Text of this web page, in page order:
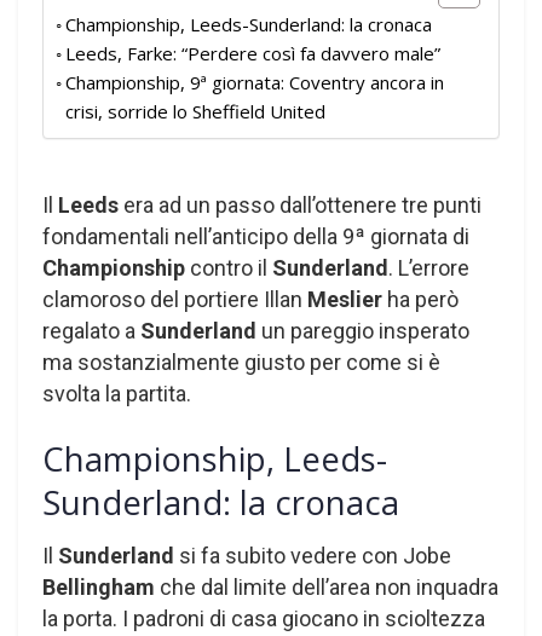
Championship, Leeds-Sunderland: la cronaca
Leeds, Farke: “Perdere così fa davvero male”
Championship, 9ª giornata: Coventry ancora in
crisi, sorride lo Sheffield United
Il Leeds era ad un passo dall’ottenere tre punti
fondamentali nell’anticipo della 9ª giornata di
Championship contro il Sunderland. L’errore
clamoroso del portiere Illan Meslier ha però
regalato a Sunderland un pareggio insperato
ma sostanzialmente giusto per come si è
svolta la partita.
Championship, Leeds-
Sunderland: la cronaca
Il Sunderland si fa subito vedere con Jobe
Bellingham che dal limite dell’area non inquadra
la porta. I padroni di casa giocano in scioltezza